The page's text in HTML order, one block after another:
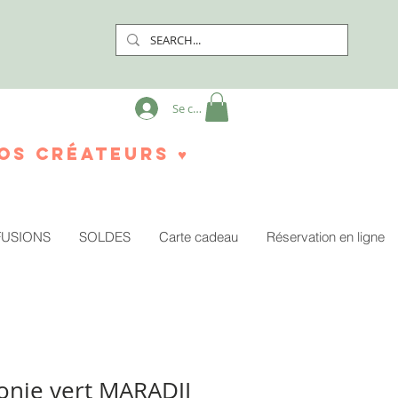
Se connecter
créateurs ♥
SOLDES Carte cadeau Réservation en ligne
vert MARADJI